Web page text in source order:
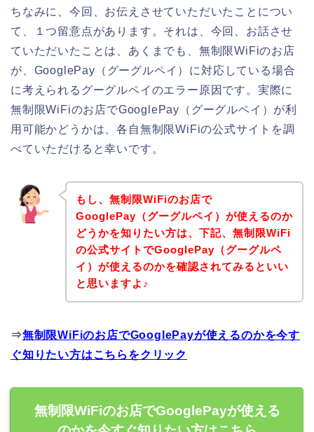
ちなみに、今回、お伝えさせていただいたことについ
て、１つ留意点があります。それは、今回、お話させ
ていただいたことは、あくまでも、無制限WiFiのお店
が、GooglePay（グーグルペイ）に対応している場合
に考えられるグーグルペイのエラー原因です。実際に
無制限WiFiのお店でGooglePay（グーグルペイ）が利
用可能かどうかは、各自無制限WiFiの公式サイトを調
べていただけると幸いです。
もし、無制限WiFiのお店で
GooglePay（グーグルペイ）が使えるのか
どうかを知りたい方は、下記、無制限WiFi
の公式サイトでGooglePay（グーグルペ
イ）が使えるのかを確認されてみるといい
と思いますよ♪
⇒無制限WiFiのお店でGooglePayが使えるのかを今す
ぐ知りたい方はこちらをクリック
無制限WiFiのお店でGooglePayが使える